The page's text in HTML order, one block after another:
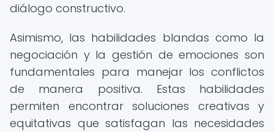
diálogo constructivo.
Asimismo, las habilidades blandas como la
negociación y la gestión de emociones son
fundamentales para manejar los conflictos
de manera positiva. Estas habilidades
permiten encontrar soluciones creativas y
equitativas que satisfagan las necesidades